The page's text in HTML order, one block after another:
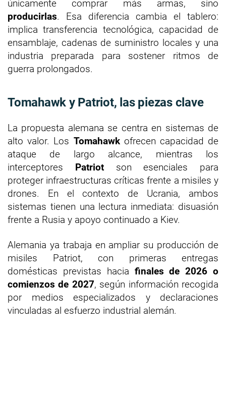
únicamente comprar más armas, sino
producirlas. Esa diferencia cambia el tablero:
implica transferencia tecnológica, capacidad de
ensamblaje, cadenas de suministro locales y una
industria preparada para sostener ritmos de
guerra prolongados.
Tomahawk y Patriot, las piezas clave
La propuesta alemana se centra en sistemas de
alto valor. Los Tomahawkofrecen capacidad de
ataque de largo alcance, mientras los
interceptores Patriotson esenciales para
proteger infraestructuras críticas frente a misiles y
drones. En el contexto de Ucrania, ambos
sistemas tienen una lectura inmediata: disuasión
frente a Rusia y apoyo continuado a Kiev.
Alemania ya trabaja en ampliar su producción de
misiles Patriot, con primeras entregas
domésticas previstas hacia finales de 2026 o
comienzos de 2027, según información recogida
por medios especializados y declaraciones
vinculadas al esfuerzo industrial alemán.